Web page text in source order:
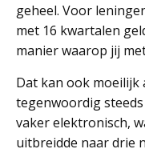
geheel. Voor
met 16 kwartalen
manier waarop jij
Dat kan ook moeilijk
tegenwoordig
vaker elektronisch,
uitbreidde naar drie